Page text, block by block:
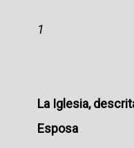
1
La Iglesia,
Esposa